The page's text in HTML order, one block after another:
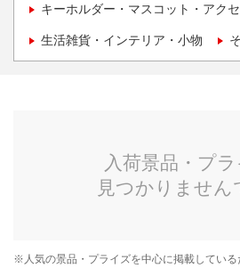
キーホルダー・マスコット・アク
生活雑貨・インテリア・小物